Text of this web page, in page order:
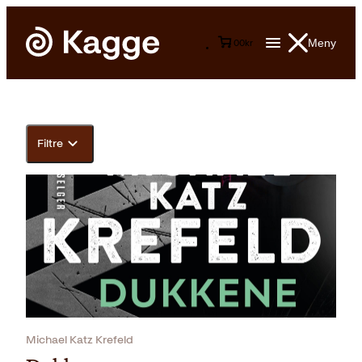
Meny
00kr
Filtre
Michael Katz Krefeld